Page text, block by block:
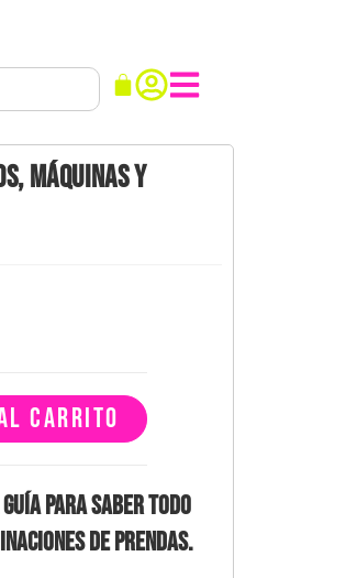
MÁQUINAS Y
CARRITO
para saber todo
de prendas.